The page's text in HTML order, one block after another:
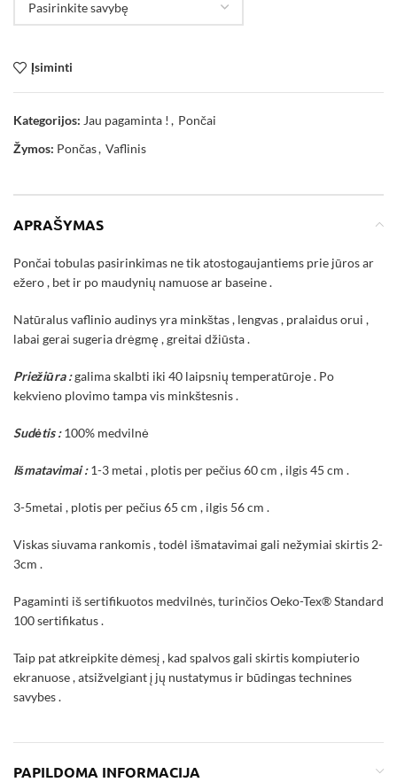
Įsiminti
Kategorijos: Jau pagaminta ! , Pončai
Žymos: Pončas, Vaflinis
APRAŠYMAS
Pončai tobulas pasirinkimas ne tik atostogaujantiems prie jūros ar
ežero , bet ir po maudynių namuose ar baseine .
Natūralus vaflinio audinys yra minkštas , lengvas , pralaidus orui ,
labai gerai sugeria drėgmę , greitai džiūsta .
Priežiūra :galima skalbti iki 40 laipsnių temperatūroje . Po
kekvieno plovimo tampa vis minkštesnis .
Sudėtis : 100% medvilnė
Išmatavimai : 1-3 metai , plotis per pečius 60 cm , ilgis 45 cm .
3-5metai , plotis per pečius 65 cm , ilgis 56 cm .
Viskas siuvama rankomis , todėl išmatavimai gali nežymiai skirtis 2-
3cm .
Pagaminti iš sertifikuotos medvilnės, turinčios Oeko-Tex® Standard
100 sertifikatus .
Taip pat atkreipkite dėmesį , kad spalvos gali skirtis kompiuterio
ekranuose , atsižvelgiant į jų nustatymus ir būdingas technines
savybes .
PAPILDOMA INFORMACIJA